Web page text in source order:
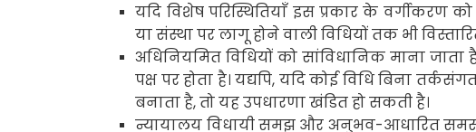
यदि विशेष परिस्थितियाँ इस प्रकार के वर्गीकरण
या संस्था पर लागू होने वाली विधियों तक भी
अधिनियमित विधियों को सांविधानिक माना जाता
पक्ष पर होता है। यद्यपि, यदि कोई विधि बिना
बनाता है,तो यह उपधारणा खंडित हो सकती है।
न्यायालय विधायी समझ और अनुभव-आधारित